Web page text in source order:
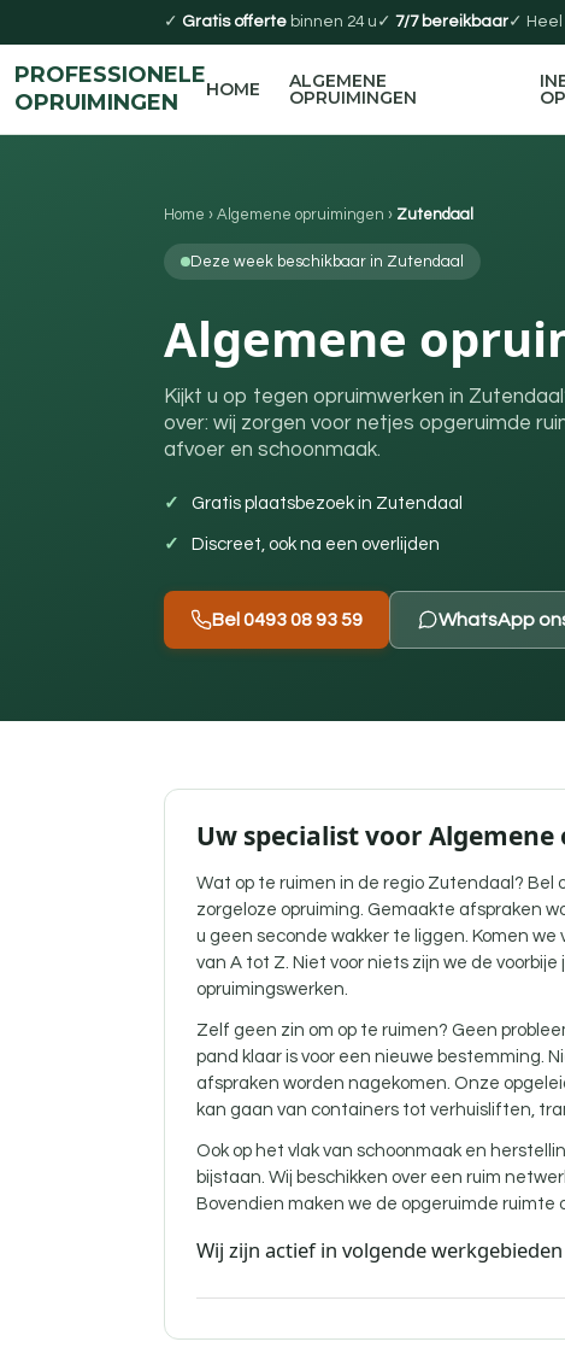
✓ Gratis offerte binnen 24 u ✓ 7/7 bereikbaar✓ Heel
PROFESSIONELE
OPRUIMINGEN
HOME ALGEMENE
OPRUIMINGEN
Home › Algemene opruimingen › Zutendaal
Deze week beschikbaar in Zutendaal
Algemene
Kijkt u op tegen opruimwerken in
over: wij zorgen voor netjes opgeruimde
afvoer en schoonmaak.
Gratis plaatsbezoek in Zutendaal
Discreet, ook na een overlijden
Bel 0493 08 93 59 WhatsApp
Uw specialist voor
Wat op te ruimen in de regio Zutendaal? Bel
zorgeloze opruiming. Gemaakte afspraken
u geen seconde wakker te liggen. Komen
van A tot Z. Niet voor niets zijn we de
opruimingswerken.
Zelf geen zin om op te ruimen? Geen
pand klaar is voor een nieuwe bestemming.
afspraken worden nagekomen. Onze
kan gaan van containers tot verhuisliften,
Ook op het vlak van schoonmaak en
bijstaan. Wij beschikken over een ruim
Bovendien maken we de opgeruimde ruimte
Wij zijn actief in volgende werkgebieden